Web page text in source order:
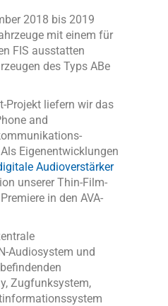
2018 bis 2019
mit einem für
FIS ausstatten
des Typs ABe
Projekt liefern wir das
and
Eigenentwicklungen
Audioverstärker
unserer Thin-Film-
in den AVA-
Audiosystem und
Zugfunksystem,